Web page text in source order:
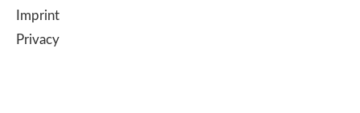
Imprint
Privacy